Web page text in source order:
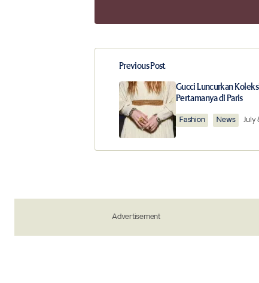
Your email address will not be
Comment
Save my name, email, and website
Previous Post
Gucci Luncurkan
Pertamanya di Paris
Fashion News July
Advertisement